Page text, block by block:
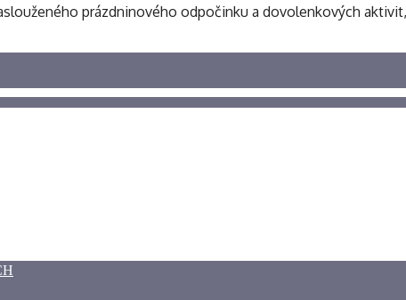
prázdninového odpočinku a dovolenkových